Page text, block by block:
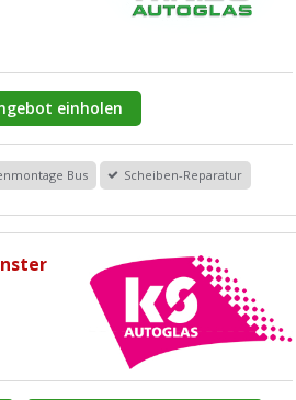
einholen
Bus Scheiben-Reparatur